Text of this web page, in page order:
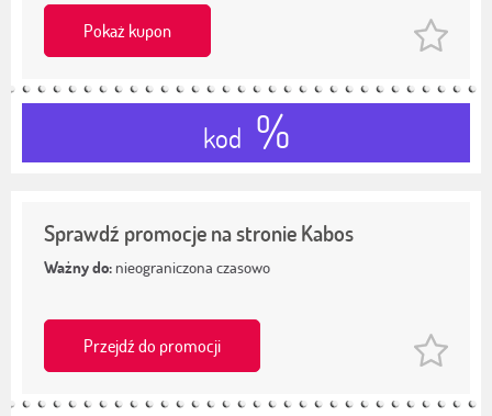
Pokaż kupon
kod %
Sprawdź promocje na stronie Kabos
Ważny do: nieograniczona czasowo
Przejdź do promocji